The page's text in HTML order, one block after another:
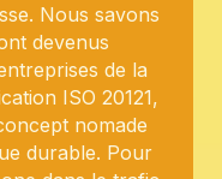
Nous savons
devenus
de la
ISO 20121,
nomade
durable. Pour